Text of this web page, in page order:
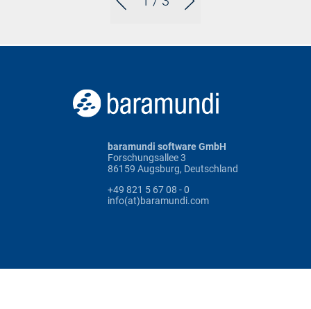
baramundi software GmbH
Forschungsallee 3
86159 Augsburg, Deutschland
+49 821 5 67 08 - 0
info(at)baramundi.com